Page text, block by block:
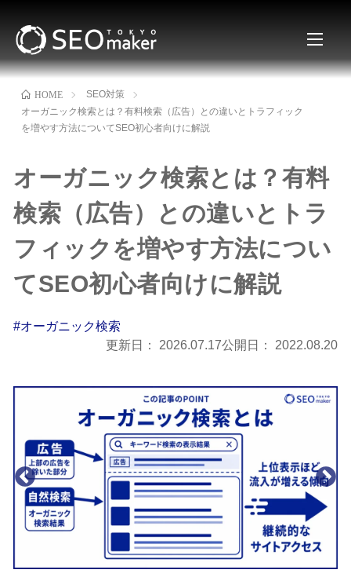
HOME
SEO対策
オーガニック検索とは？有料検索（広告）との違いとトラフィック
を増やす方法についてSEO初心者向けに解説
オーガニック検索とは？有料
検索（広告）との違いとトラ
フィックを増やす方法につい
てSEO初心者向けに解説
#オーガニック検索
更新日：
2026.07.17公開日： 2022.08.20